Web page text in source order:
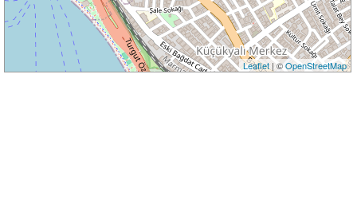
Leaflet| ©OpenStreetMap